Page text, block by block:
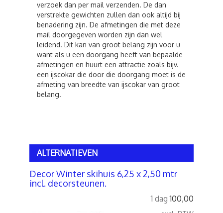
verzoek dan per mail verzenden. De dan
verstrekte gewichten zullen dan ook altijd bij
benadering zijn. De afmetingen die met deze
mail doorgegeven worden zijn dan wel
leidend. Dit kan van groot belang zijn voor u
want als u een doorgang heeft van bepaalde
afmetingen en huurt een attractie zoals bijv.
een ijscokar die door die doorgang moet is de
afmeting van breedte van ijscokar van groot
belang.
ALTERNATIEVEN
Decor Winter skihuis 6,25 x 2,50 mtr
incl. decorsteunen.
1 dag 100,00